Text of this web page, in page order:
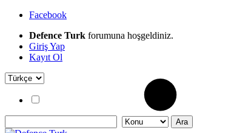
Facebook
Defence Turk forumuna hoşgeldiniz.
Giriş Yap
Kayıt Ol